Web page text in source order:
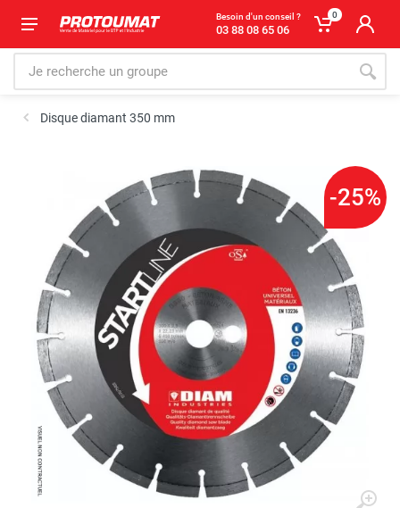
Besoin d'un conseil ?
03 88 08 65 06
0
Disque diamant 350 mm
-25%